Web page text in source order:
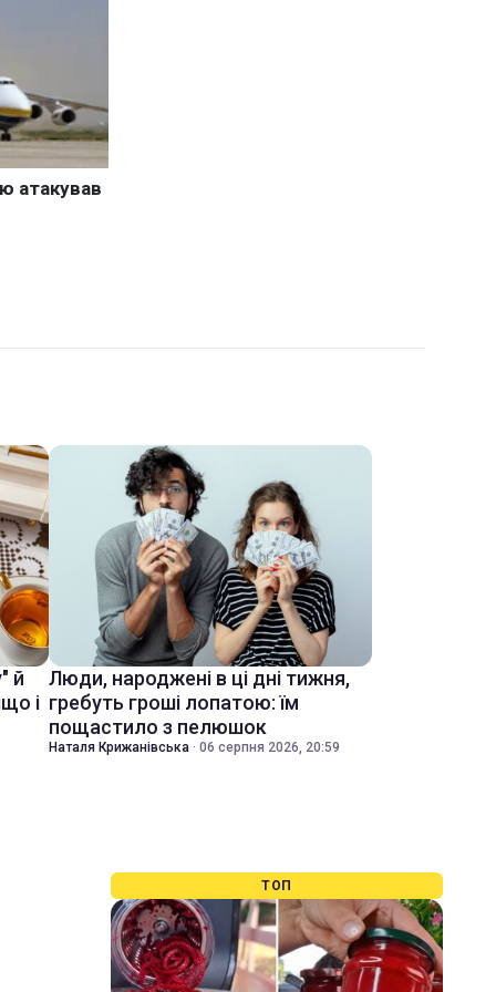
й
і
Люди, народжені в ці дні тижня,
гребуть гроші лопатою: їм
пощастило з пелюшок
Наталя Крижанівська · 06 серпня 2026, 20:59
ТОП